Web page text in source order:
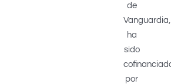
de
Vanguardia,
ha
sido
por